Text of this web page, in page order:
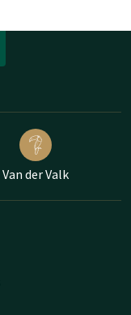
Van der Valk